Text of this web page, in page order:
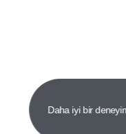
Daha iyi bir